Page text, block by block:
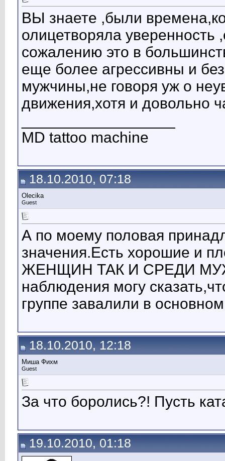
ВЫ знаете ,были
олицетворяла уверенность
сожалению это в
еще более агрессивны и
мужчины,не говоря уж о
движения,хотя и довольно
MD tattoo machine
18.10.2010, 07:18
Olecika
Guest
А по моему половая
значения.Есть хорошие и
ЖЕНЩИН ТАК И СРЕДИ
наблюдения могу
группе завалили в
18.10.2010, 12:18
Миша Фихм
Guest
За что боролись?! Пусть
19.10.2010, 01:18